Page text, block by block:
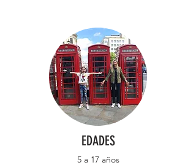
EDADES
5 a 17 años